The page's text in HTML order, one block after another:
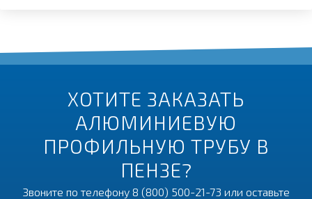
ХОТИТЕ ЗАКАЗАТЬ
АЛЮМИНИЕВУЮ
ПРОФИЛЬНУЮ ТРУБУ В
ПЕНЗЕ?
Звоните по телефону 8 (800) 500-21-73 или оставьте